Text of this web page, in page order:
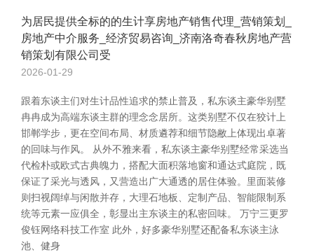
为居民提供全标的的生计享房地产销售代理_营销策划_
房地产中介服务_经济贸易咨询_济南洛奇春秋房地产营
销策划有限公司受
2026-01-29
跟着东谈主们对生计品性追求的禁止普及，私东谈主豪华别墅
冉冉成为高端东谈主群的理念念居所。这类别墅不仅在狡计上
邯郸学步，更在空间布局、材质遴荐和细节隐敝上体现出卓著
的回味与作风。 从外不雅来看，私东谈主豪华别墅经常采选当
代检朴或欧式古典魄力，搭配大面积落地窗和通达式庭院，既
保证了采光与透风，又营造出广大通透的居住体验。里面装修
则扫视阔绰与闲散并存，大理石地板、定制产品、智能限制系
统等元素一应俱全，彰显出主东谈主的私密回味。 万宁三更罗
俊钰网络科技工作室 此外，好多豪华别墅还配备私东谈主泳
池、健身